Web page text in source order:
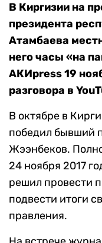
В Киргизии на
президента
Атамбаева
него часы «на
АКИpress 19
разговора в
В октябре в
победил бывший
Жээнбеков.
24 ноября 2017
решил провести
подвести итоги
правления.